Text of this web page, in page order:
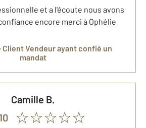
et a l'écoute nous avons
encore merci à Ophélie
Client Vendeurayant confié un
mandat
Camille B.